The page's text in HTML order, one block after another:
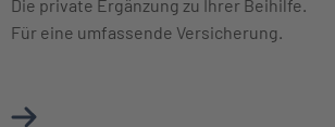
Die private Ergänzung zu Ihrer Beihilfe.
Für eine umfassende Versicherung.
Mehr über Für Beihilfeberechtigte